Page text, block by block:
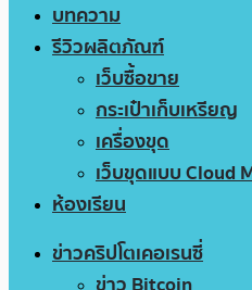
บทความ
รีวิวผลิตภัณฑ์
เว็บซื้อขาย
กระเป๋าเก็บเหรียญ
เครื่องขุด
เว็บขุดแบบ Cloud
ห้องเรียน
ข่าวคริปโตเคอเรนซี่